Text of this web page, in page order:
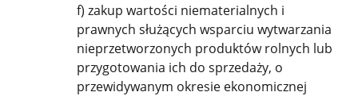
f) zakup wartości niematerialnych i
prawnych służących wsparciu wytwarzania
nieprzetworzonych produktów rolnych lub
przygotowania ich do sprzedaży, o
przewidywanym okresie ekonomicznej